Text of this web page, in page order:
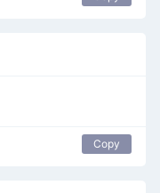
Copy